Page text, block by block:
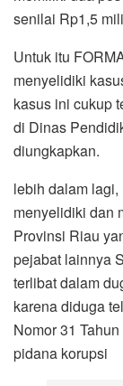
senilai Rp1,5
Untuk itu
menyelidiki
kasus ini cukup
di Dinas
diungkapkan.
lebih dalam
menyelidiki dan
Provinsi Riau
pejabat lainnya
terlibat dalam
karena diduga
Nomor 31
pidana korupsi